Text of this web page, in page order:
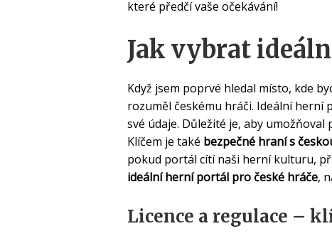
které předčí vaše očekávání!
Jak vybrat
Když jsem poprvé hledal místo, kde
rozuměl českému hráči. Ideální herní
své údaje. Důležité je, aby
Klíčem je také bezpečné hraní s
pokud portál cítí naši herní kulturu,
ideální herní portál pro české hráče,
Licence a regulace –